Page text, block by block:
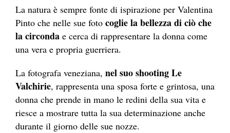
La natura è sempre fonte di ispirazione per Valentina
Pinto che nelle sue foto coglie la bellezza di ciò che
la circonda e cerca di rappresentare la donna come
una vera e propria guerriera.
La fotografa veneziana, nel suo shooting Le
Valchirie, rappresenta una sposa forte e grintosa, una
donna che prende in mano le redini della sua vita e
riesce a mostrare tutta la sua determinazione anche
durante il giorno delle sue nozze.